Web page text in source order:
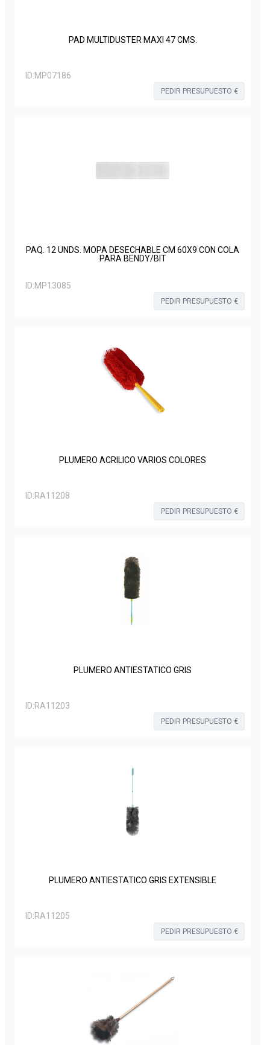
PAD MULTIDUSTER MAXI 47 CMS.
ID:MP07186
PEDIR PRESUPUESTO €
PAQ. 12 UNDS. MOPA DESECHABLE CM 60X9 CON COLA
PARA BENDY/BIT
ID:MP13085
PEDIR PRESUPUESTO €
PLUMERO ACRILICO VARIOS COLORES
ID:RA11208
PEDIR PRESUPUESTO €
PLUMERO ANTIESTATICO GRIS
ID:RA11203
PEDIR PRESUPUESTO €
PLUMERO ANTIESTATICO GRIS EXTENSIBLE
ID:RA11205
PEDIR PRESUPUESTO €